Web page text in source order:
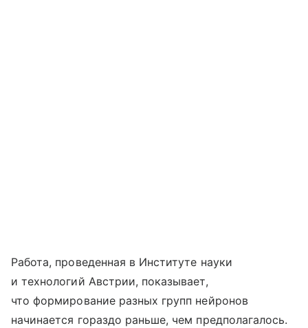
Работа, проведенная в Институте науки
и технологий Австрии, показывает,
что формирование разных групп нейронов
начинается гораздо раньше, чем предполагалось.